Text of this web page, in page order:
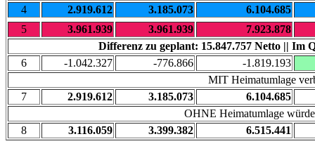
4
2.919.612 3.185.073
6.104.685
5
3.961.939 3.961.939
7.923.878
Differenz zu geplant: 15.847.757 Netto || Im
6
-1.042.327 -776.866
-1.819.193
MIT Heimatumlage
7
2.919.612 3.185.073
6.104.685
OHNE Heimatumlage
8
3.116.059 3.399.382 6.515.441